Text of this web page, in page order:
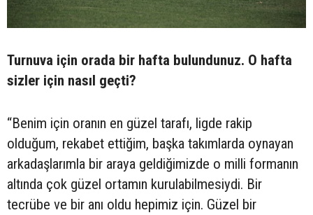
Turnuva için orada bir hafta bulundunuz. O hafta
sizler için nasıl geçti?
“Benim için oranın en güzel tarafı, ligde rakip
olduğum, rekabet ettiğim, başka takımlarda oynayan
arkadaşlarımla bir araya geldiğimizde o milli formanın
altında çok güzel ortamın kurulabilmesiydi. Bir
tecrübe ve bir anı oldu hepimiz için. Güzel bir